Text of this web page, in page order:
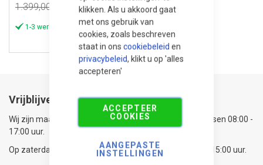
klikken. Als u akkoord gaat
met ons gebruik van
cookies, zoals beschreven
staat in ons cookiebeleid en
privacybeleid, klikt u op 'alles
accepteren'
ACCEPTEER
COOKIES
AANGEPASTE
INSTELLINGEN
1.399,00
Speciale
1.199,00
1-3 werkdagen
Vrijblijvend advies nodig?
Wij zijn maandag t/m vrijdag telefonisch bereikbaar tussen 08:00 -
17:00 uur.
Op zaterdag zijn wij telefonisch bereikbaar van 09:00 - 15:00 uur.